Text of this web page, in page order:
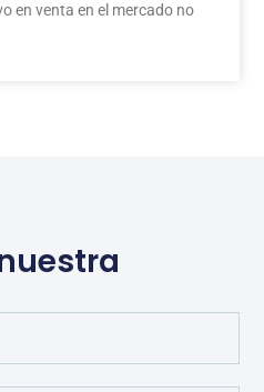
en venta en el mercado no